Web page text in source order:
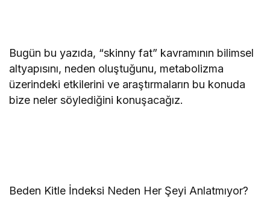
Bugün bu yazıda, “skinny fat” kavramının bilimsel
altyapısını, neden oluştuğunu, metabolizma
üzerindeki etkilerini ve araştırmaların bu konuda
bize neler söylediğini konuşacağız.
Beden Kitle İndeksi Neden Her Şeyi Anlatmıyor?